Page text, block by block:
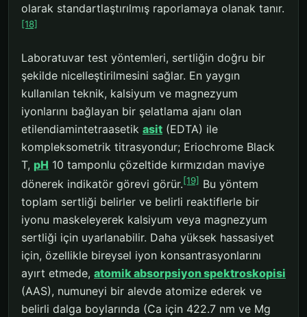
olarak standartlaştırılmış raporlamaya olanak tanır.
[18]
Laboratuvar test yöntemleri, sertliğin doğru bir
şekilde nicelleştirilmesini sağlar. En yaygın
kullanılan teknik, kalsiyum ve magnezyum
iyonlarını bağlayan bir şelatlama ajanı olan
etilendiamintetraasetik asit (EDTA) ile
kompleksometrik titrasyondur; Eriochrome Black
T, pH 10 tamponlu çözeltide kırmızıdan maviye
dönerek indikatör görevi görür.[19] Bu yöntem
toplam sertliği belirler ve belirli reaktiflerle bir
iyonu maskeleyerek kalsiyum veya magnezyum
sertliği için uyarlanabilir. Daha yüksek hassasiyet
için, özellikle bireysel iyon konsantrasyonlarını
ayırt etmede, atomik absorpsiyon spektroskopisi
(AAS), numuneyi bir alevde atomize ederek ve
belirli dalga boylarında (Ca için 422.7 nm ve Mg